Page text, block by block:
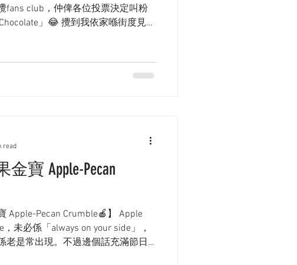
fans club，仲俾各位投票決定叫粉
」😂 攪到我依家喺街度見到
寶 Apple-Pecan
Apple-Pecan Crumble🍎】 Apple
未必係「always on your side」，
老是常出現。不過邊個話充滿節日
read